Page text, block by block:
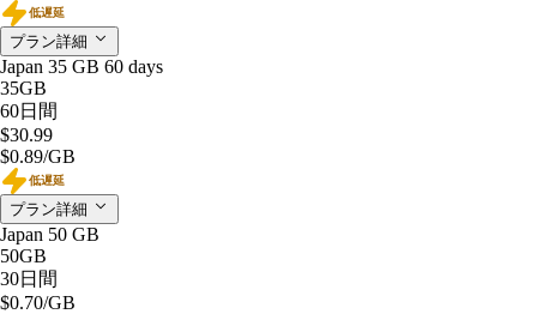
低遅延
プラン詳細
Japan 35 GB 60 days
35GB
60日間
$30.99
$0.89/GB
低遅延
プラン詳細
Japan 50 GB
50GB
30日間
$0.70/GB